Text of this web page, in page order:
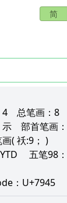
简
4 总笔画： 8
示 部首笔画：
画( 祅:9； )
五笔98：
： U+7945